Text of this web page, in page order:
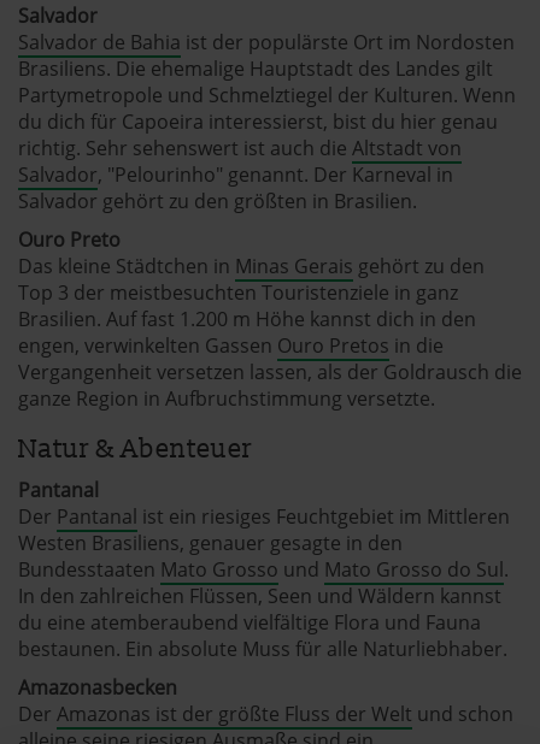
Salvador
Salvador de Bahia ist der populärste Ort im Nordosten
Brasiliens. Die ehemalige Hauptstadt des Landes gilt
Partymetropole und Schmelztiegel der Kulturen. Wenn
du dich für Capoeira interessierst, bist du hier genau
richtig. Sehr sehenswert ist auch die Altstadt von
Salvador, "Pelourinho" genannt. Der Karneval in
Salvador gehört zu den größten in Brasilien.
Ouro Preto
Das kleine Städtchen in Minas Gerais gehört zu den
Top 3 der meistbesuchten Touristenziele in ganz
Brasilien. Auf fast 1.200 m Höhe kannst dich in den
engen, verwinkelten Gassen Ouro Pretos in die
Vergangenheit versetzen lassen, als der Goldrausch die
ganze Region in Aufbruchstimmung versetzte.
Natur & Abenteuer
Pantanal
Der Pantanal ist ein riesiges Feuchtgebiet im Mittleren
Westen Brasiliens, genauer gesagte in den
Bundesstaaten Mato Grosso und Mato Grosso do Sul.
In den zahlreichen Flüssen, Seen und Wäldern kannst
du eine atemberaubend vielfältige Flora und Fauna
bestaunen. Ein absolute Muss für alle Naturliebhaber.
Amazonasbecken
Der Amazonas ist der größte Fluss der Welt und schon